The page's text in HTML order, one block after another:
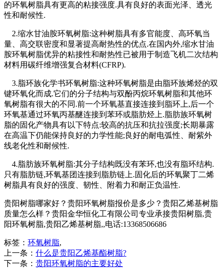
的环氧树脂具有更高的粘接强度.具有良好的表面光泽、透光
性和耐候性.
2.缩水甘油胺环氧树脂:这种树脂具有多官能度、高环氧当
量、高交联密度和显著提高耐热性的优点.在国内外,缩水甘油
胺环氧树脂优异的粘接性和耐热性已被用于制造飞机二次结构
材料用碳纤维增强复合材料(CFRP).
3.脂环族化学书环氧树脂:这种环氧树脂是由脂环族烯烃的双
键环氧化而成.它们的分子结构与双酚丙烷环氧树脂和其他环
氧树脂有很大的不同.前一个环氧基直接连接到脂环上,后一个
环氧基通过环氧丙基醚连接到苯环或脂肪烃上.脂肪族环氧树
脂的固化产物具有以下特点:较高的抗压和抗拉强度;长期暴露
在高温下仍能保持良好的力学性能;良好的耐电弧性、耐紫外
线老化性和耐候性.
4.脂肪族环氧树脂:其分子结构既没有苯环,也没有脂环结构.
只有脂肪链,环氧基团连接到脂肪链上.固化后的环氧聚丁二烯
树脂具有良好的强度、韧性、附着力和耐正负温性.
贵阳树脂哪家好？贵阳环氧树脂报价是多少？贵阳乙烯基树脂
质量怎么样？贵阳金华恒化工有限公司专业承接贵阳树脂,贵
阳环氧树脂,贵阳乙烯基树脂,,电话:13368506686
标签： 环氧树脂,
上一条： 什么是贵阳乙烯基酯树脂?
下一条： 贵阳环氧树脂的主要好处